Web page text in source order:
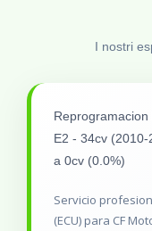
I nostri
E2 - 34cv
a 0cv (0.0%)
Servicio
(ECU) para CF